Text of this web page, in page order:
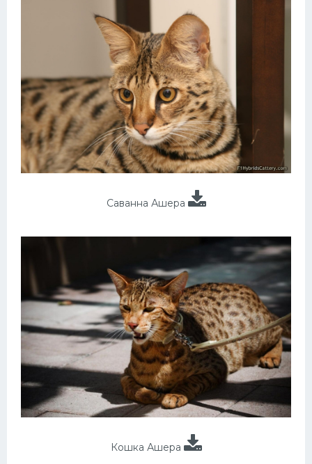
Саванна Ашера
Кошка Ашера